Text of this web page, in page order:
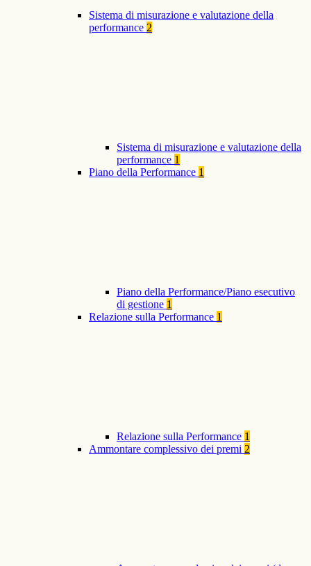
Sistema di misurazione e valutazione della
performance 2
Sistema di misurazione e valutazione della
performance 1
Piano della Performance 1
Piano della Performance/Piano esecutivo
di gestione 1
Relazione sulla Performance 1
Relazione sulla Performance 1
Ammontare complessivo dei premi 2